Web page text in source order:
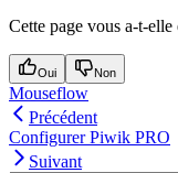
Cette page vous a-t-elle
Oui Non
Mouseflow
Précédent
Configurer Piwik PRO
Suivant